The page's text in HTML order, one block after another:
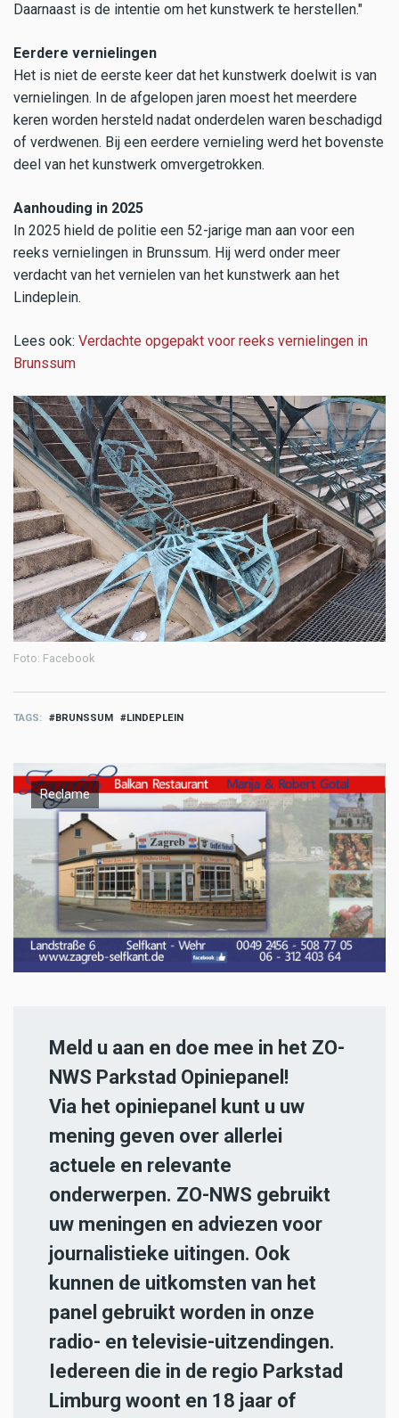
Daarnaast is de intentie om het kunstwerk te herstellen."
Eerdere vernielingen
Het is niet de eerste keer dat het kunstwerk doelwit is van
vernielingen. In de afgelopen jaren moest het meerdere
keren worden hersteld nadat onderdelen waren beschadigd
of verdwenen. Bij een eerdere vernieling werd het bovenste
deel van het kunstwerk omvergetrokken.
Aanhouding in 2025
In 2025 hield de politie een 52-jarige man aan voor een
reeks vernielingen in Brunssum. Hij werd onder meer
verdacht van het vernielen van het kunstwerk aan het
Lindeplein.
Lees ook: Verdachte opgepakt voor reeks vernielingen in
Brunssum
Foto: Facebook
TAGS BRUNSSUM LINDEPLEIN
Reclame
Meld u aan en doe mee in het ZO-
NWS Parkstad Opiniepanel!
Via het opiniepanel kunt u uw
mening geven over allerlei
actuele en relevante
onderwerpen. ZO-NWS gebruikt
uw meningen en adviezen voor
journalistieke uitingen. Ook
kunnen de uitkomsten van het
panel gebruikt worden in onze
radio- en televisie-uitzendingen.
Iedereen die in de regio Parkstad
Limburg woont en 18 jaar of